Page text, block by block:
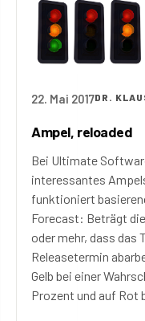
22. Mai 2017DR.
Ampel, reloaded
Bei Ultimate
interessantes
funktioniert
Forecast: Beträgt
oder mehr, dass das
Releasetermin
Gelb bei einer
Prozent und auf